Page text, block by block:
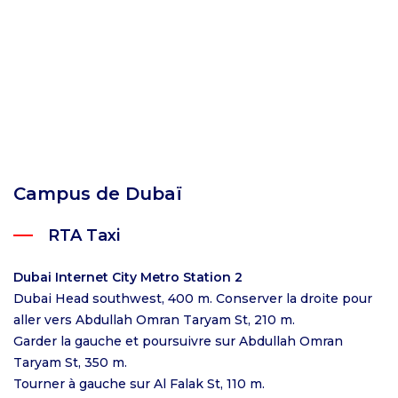
Campus de Dubaï
RTA Taxi
Dubai Internet City Metro Station 2
Dubai Head southwest, 400 m. Conserver la droite pour
aller vers Abdullah Omran Taryam St, 210 m.
Garder la gauche et poursuivre sur Abdullah Omran
Taryam St, 350 m.
Tourner à gauche sur Al Falak St, 110 m.